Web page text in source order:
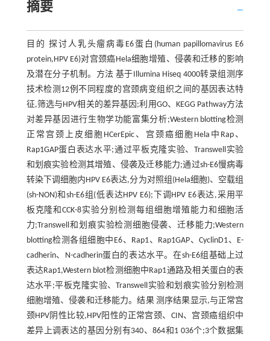
摘要
目的 探讨人乳头瘤病毒E6蛋白(human papillomavirus E6
protein,HPV E6)对宫颈癌Hela细胞增殖、侵袭和迁移的影响
及潜在分子机制。方法 基于Illumina Hiseq 4000转录组测序
技术检测12例不同程度的宫颈病变组织之间的基因表达特
征,筛选与HPV相关的差异基因;利用GO、KEGG Pathway方法
对差异基因进行生物学功能富集分析;Western blotting检测
正常宫颈上皮细胞HCerEpic、宫颈癌细胞Hela中Rap、
Rap1GAP蛋白表达水平;通过平板克隆实验、Transwell实验
和划痕实验检测其增殖、侵袭及迁移能力;通过sh-E6慢病毒
转染下调细胞内HPV E6表达,分为对照组(Hela细胞)、空载组
(sh-NON)和sh-E6组(低表达HPV E6);下调HPV E6表达,采用平
板克隆和CCK-8实验分别检测每组细胞增殖能力和细胞活
力;Transwell和划痕实验检测细胞侵袭、迁移能力;Western
blotting检测各组细胞中E6、Rap1、Rap1GAP、CyclinD1、E-
cadherin、N-cadherin蛋白的表达水平。在sh-E6组基础上过
表达Rap1,Western blot检测细胞中Rap1通路及相关蛋白的表
达水平;平板克隆实验、Transwell实验和划痕实验分别检测
细胞增殖、侵袭和迁移能力。结果 测序结果显示,与正常宫
颈HPV阴性比较,HPV阳性的正常宫颈、CIN、宫颈癌组织中
差异上调表达的基因分别有340、864和1 036个;3个数据集